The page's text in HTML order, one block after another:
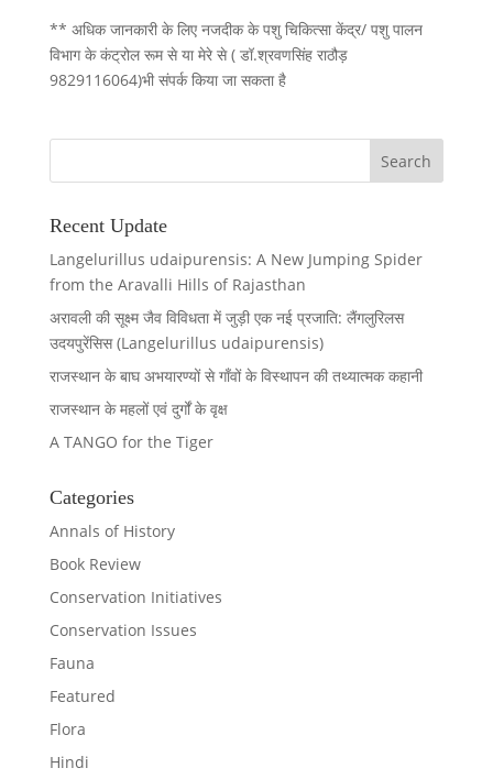
** अधिक जानकारी के लिए नजदीक के पशु चिकित्सा केंद्र/ पशु पालन
विभाग के कंट्रोल रूम से या मेरे से ( डॉ.श्रवणसिंह राठौड़
9829116064)भी संपर्क किया जा सकता है
Recent Update
Langelurillus udaipurensis: A New Jumping Spider
from the Aravalli Hills of Rajasthan
अरावली की सूक्ष्म जैव विविधता में जुड़ी एक नई प्रजाति: लैंगलुरिलस
उदयपुरेंसिस (Langelurillus udaipurensis)
राजस्थान के बाघ अभयारण्यों से गाँवों के विस्थापन की तथ्यात्मक कहानी
राजस्थान के महलों एवं दुर्गों के वृक्ष
A TANGO for the Tiger
Categories
Annals of History
Book Review
Conservation Initiatives
Conservation Issues
Fauna
Featured
Flora
Hindi